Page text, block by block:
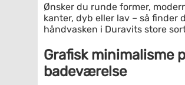
Ønsker du runde former,
kanter, dyb eller lav – så finder
håndvasken i Duravits store
Grafisk minimalisme
badeværelse